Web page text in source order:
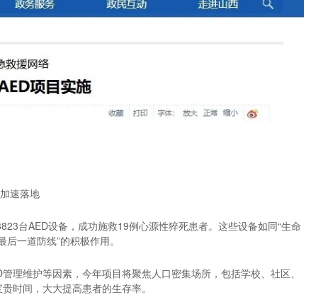
速落地
台AED设备，成功施救19例心源性猝死患者。这些设备如同“生命
一道防线”的积极作用。
理维护等因素，今年项目将聚焦人口密集场所，包括学校、社区、
时间，大大提高患者的生存率。